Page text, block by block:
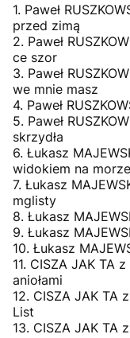
1. Paweł
przed zimą
2. Paweł
ce szor
3. Paweł
we mnie masz
4. Paweł
5. Paweł
skrzydła
6. Łukasz
widokiem na morze
7. Łukasz
mglisty
8. Łukasz
9. Łukasz
10. Łukasz
11. CISZA JAK TA
aniołami
12. CISZA JAK TA
List
13. CISZA JAK TA